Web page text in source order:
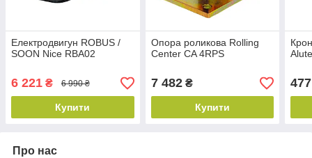
Електродвигун ROBUS /
SOON Nice RBA02
6 221 ₴ 6 990 ₴
Купити
Опора роликова Rolling
Center CA 4RPS
7 482₴
Купити
477
Про нас